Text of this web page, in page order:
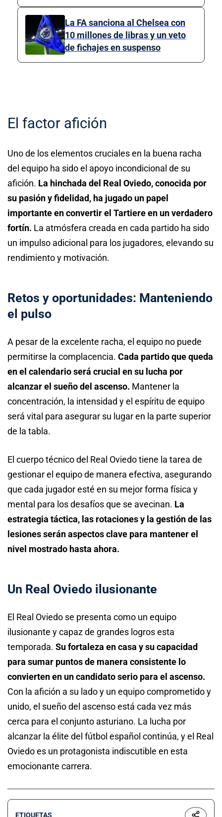
La FA sanciona al Chelsea con
10 millones de libras y un veto
de fichajes en suspenso
El factor afición
Uno de los elementos cruciales en la buena racha
del equipo ha sido el apoyo incondicional de su
afición. La hinchada del Real Oviedo, conocida por
su pasión y fidelidad, ha jugado un papel
importante en convertir el Tartiere en un verdadero
fortín. La atmósfera creada en cada partido ha sido
un impulso adicional para los jugadores, elevando su
rendimiento y motivación.
Retos y oportunidades: Manteniendo
el pulso
A pesar de la excelente racha, el equipo no puede
permitirse la complacencia. Cada partido que queda
en el calendario será crucial en su lucha por
alcanzar el sueño del ascenso. Mantener la
concentración, la intensidad y el espíritu de equipo
será vital para asegurar su lugar en la parte superior
de la tabla.
El cuerpo técnico del Real Oviedo tiene la tarea de
gestionar el equipo de manera efectiva, asegurando
que cada jugador esté en su mejor forma física y
mental para los desafíos que se avecinan. La
estrategia táctica, las rotaciones y la gestión de las
lesiones serán aspectos clave para mantener el
nivel mostrado hasta ahora.
Un Real Oviedo ilusionante
El Real Oviedo se presenta como un equipo
ilusionante y capaz de grandes logros esta
temporada. Su fortaleza en casa y su capacidad
para sumar puntos de manera consistente lo
convierten en un candidato serio para el ascenso.
Con la afición a su lado y un equipo comprometido y
unido, el sueño del ascenso está cada vez más
cerca para el conjunto asturiano. La lucha por
alcanzar la élite del fútbol español continúa, y el Real
Oviedo es un protagonista indiscutible en esta
emocionante carrera.
ETIQUETAS